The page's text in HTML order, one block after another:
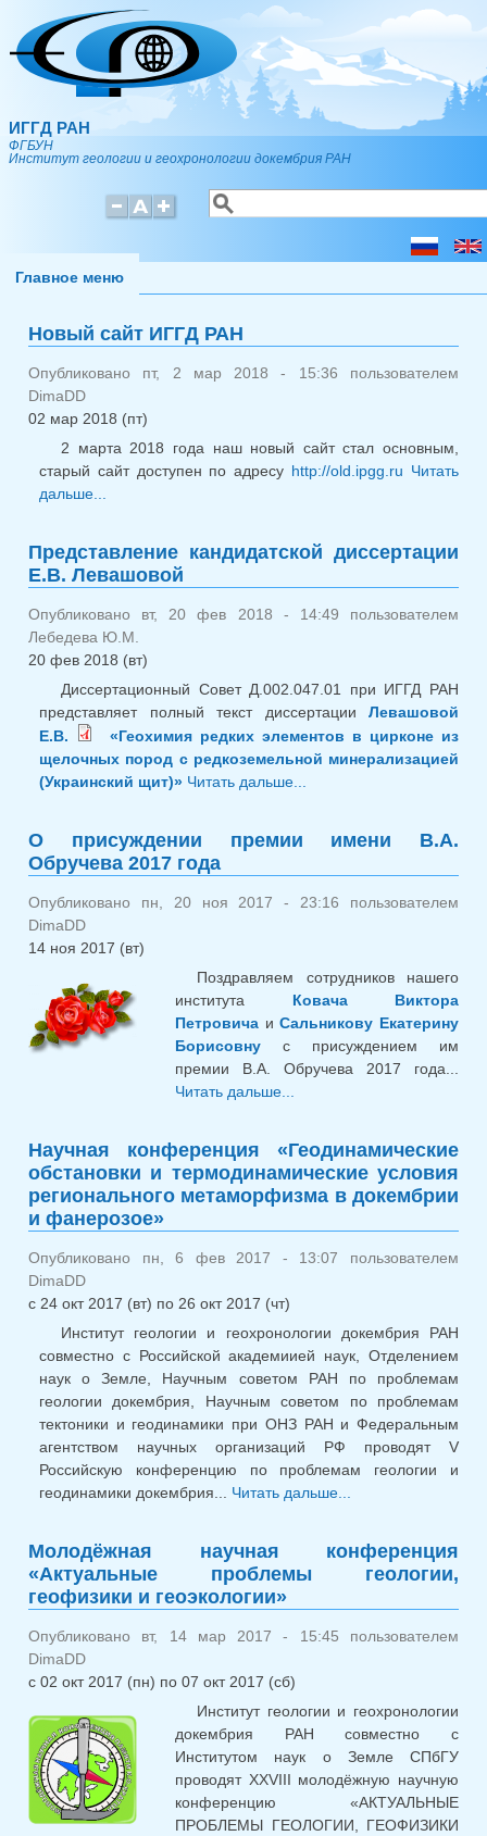
Перейти к основному содержанию
ИГГД РАН
ФГБУН
Институт геологии и геохронологии докембрия РАН
Форма поиска
Поиск
Главное меню
Новый сайт ИГГД РАН
Опубликовано пт, 2 мар 2018 - 15:36 пользователем
DimaDD
02 мар 2018 (пт)
2 марта 2018 года наш новый сайт стал основным,
старый сайт доступен по адресу http://old.ipgg.ru Читать
дальше...
Представление кандидатской диссертации
Е.В. Левашовой
Опубликовано вт, 20 фев 2018 - 14:49 пользователем
Лебедева Ю.М.
20 фев 2018 (вт)
Диссертационный Совет Д.002.047.01 при ИГГД РАН
представляет полный текст диссертации Левашовой
Е.В.
«Геохимия редких элементов в цирконе из
щелочных пород с редкоземельной минерализацией
(Украинский щит)» Читать дальше...
Левашовой
О присуждении премии имени В.А.
Обручева 2017 года
Опубликовано пн, 20 ноя 2017 - 23:16 пользователем
DimaDD
14 ноя 2017 (вт)
Поздравляем сотрудников нашего
института Ковача Виктора
Петровича иСальникову Екатерину
Борисовну с присуждением им
премии В.А. Обручева 2017 года...
Читать дальше...
Научная конференция «Геодинамические
обстановки и термодинамические условия
регионального метаморфизма в докембрии
и фанерозое»
Опубликовано пн, 6 фев 2017 - 13:07 пользователем
DimaDD
с 24 окт 2017 (вт) по 26 окт 2017 (чт)
Институт геологии и геохронологии докембрия РАН
совместно с Российской академиией наук, Отделением
наук о Земле, Научным советом РАН по проблемам
геологии докембрия, Научным советом по проблемам
тектоники и геодинамики при ОНЗ РАН и Федеральным
агентством научных организаций РФ проводят V
Российскую конференцию по проблемам геологии и
геодинамики докембрия... Читать дальше...
условия
Молодёжная научная конференция
«Актуальные проблемы геологии,
геофизики и геоэкологии»
Опубликовано вт, 14 мар 2017 - 15:45 пользователем
DimaDD
с 02 окт 2017 (пн) по 07 окт 2017 (сб)
Институт геологии и геохронологии
докембрия РАН совместно с
Институтом наук о Земле СПбГУ
проводят XXVIII молодёжную научную
конференцию «АКТУАЛЬНЫЕ
ПРОБЛЕМЫ ГЕОЛОГИИ, ГЕОФИЗИКИ